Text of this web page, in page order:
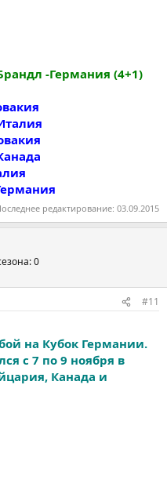
-Германия (4+1)
редактирование: 03.09.2015
0
#11
на Кубок Германии.
с 7 по 9 ноября в
Канада и